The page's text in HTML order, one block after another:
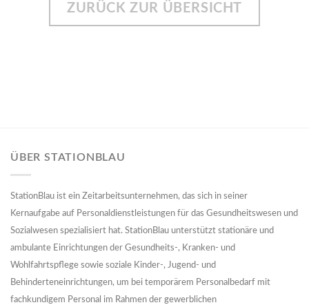
ZURÜCK ZUR ÜBERSICHT
ÜBER STATIONBLAU
StationBlau ist ein Zeitarbeitsunternehmen, das sich in seiner
Kernaufgabe auf Personaldienstleistungen für das Gesundheitswesen und
Sozialwesen spezialisiert hat. StationBlau unterstützt stationäre und
ambulante Einrichtungen der Gesundheits-, Kranken- und
Wohlfahrtspflege sowie soziale Kinder-, Jugend- und
Behinderteneinrichtungen, um bei temporärem Personalbedarf mit
fachkundigem Personal im Rahmen der gewerblichen